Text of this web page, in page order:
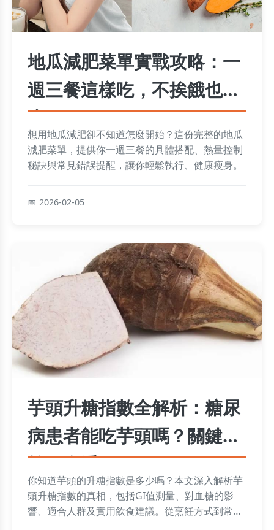
地瓜減肥菜單實戰攻略：一
週三餐這樣吃，不挨餓也能
瘦
想用地瓜減肥卻不知道怎麼開始？這份完整的地瓜
減肥菜單，提供你一週三餐的具體搭配、熱量控制
秘訣與常見錯誤提醒，讓你輕鬆執行、健康瘦身。
2026-02-05
芋頭升糖指數全解析：糖尿
病患者能吃芋頭嗎？關鍵問
答一次看
你知道芋頭的升糖指數是多少嗎？本文深入解析芋
頭升糖指數的真相，包括GI值測量、對血糖的影
響、適合人群及實用飲食建議。從烹飪方式到常見